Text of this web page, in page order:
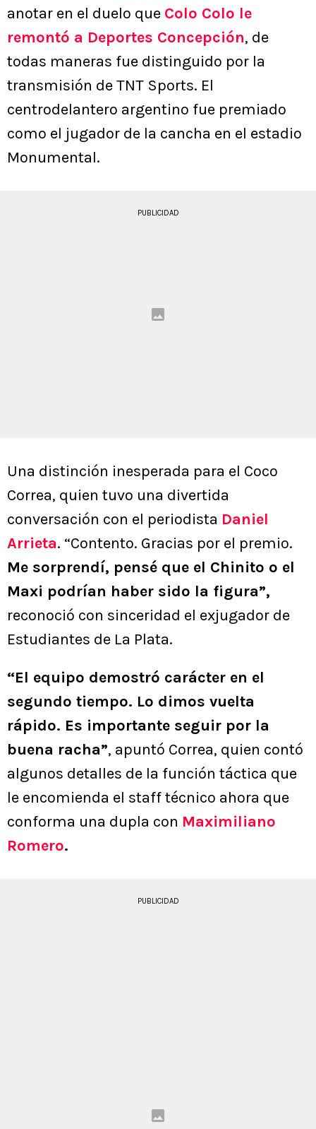
anotar en el duelo que Colo Colo le
remontó a Deportes Concepción, de
todas maneras fue distinguido por la
transmisión de TNT Sports. El
centrodelantero argentino fue premiado
como el jugador de la cancha en el estadio
Monumental.
PUBLICIDAD
Una distinción inesperada para el Coco
Correa, quien tuvo una divertida
conversación con el periodista Daniel
Arrieta. “Contento. Gracias por el premio.
Me sorprendí, pensé que el Chinito o el
Maxi podrían haber sido la figura”,
reconoció con sinceridad el exjugador de
Estudiantes de La Plata.
“El equipo demostró carácter en el
segundo tiempo. Lo dimos vuelta
rápido. Es importante seguir por la
buena racha”, apuntó Correa, quien contó
algunos detalles de la función táctica que
le encomienda el staff técnico ahora que
conforma una dupla con Maximiliano
Romero.
PUBLICIDAD